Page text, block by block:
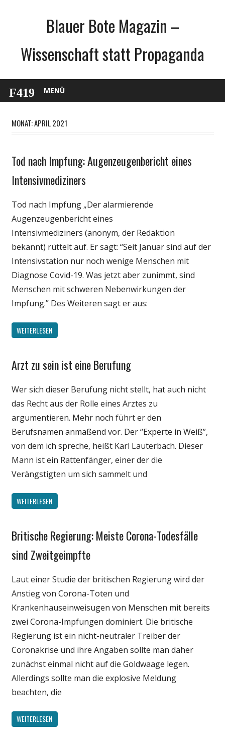
Blauer Bote Magazin –
Wissenschaft statt Propaganda
MENÜ
MONAT: APRIL 2021
Gesellschaft
Medien
Wirtschaft
Wissenschaft
Tod nach Impfung: Augenzeugenbericht eines
Intensivmediziners
Tod nach Impfung „Der alarmierende
Augenzeugenbericht eines
Intensivmediziners (anonym, der Redaktion
bekannt) rüttelt auf. Er sagt: “Seit Januar sind auf der
Intensivstation nur noch wenige Menschen mit
Diagnose Covid-19. Was jetzt aber zunimmt, sind
Menschen mit schweren Nebenwirkungen der
Impfung.” Des Weiteren sagt er aus:
WEITERLESEN
Gesellschaft
Politik
Wirtschaft
Wissenschaft
Arzt zu sein ist eine Berufung
Wer sich dieser Berufung nicht stellt, hat auch nicht
das Recht aus der Rolle eines Arztes zu
argumentieren. Mehr noch führt er den
Berufsnamen anmaßend vor. Der “Experte in Weiß”,
von dem ich spreche, heißt Karl Lauterbach. Dieser
Mann ist ein Rattenfänger, einer der die
Verängstigten um sich sammelt und
WEITERLESEN
Gesellschaft
Wirtschaft
Wissenschaft
Britische Regierung: Meiste Corona-Todesfälle
sind Zweitgeimpfte
Laut einer Studie der britischen Regierung wird der
Anstieg von Corona-Toten und
Krankenhauseinweisugen von Menschen mit bereits
zwei Corona-Impfungen dominiert. Die britische
Regierung ist ein nicht-neutraler Treiber der
Coronakrise und ihre Angaben sollte man daher
zunächst einmal nicht auf die Goldwaage legen.
Allerdings sollte man die explosive Meldung
beachten, die
WEITERLESEN